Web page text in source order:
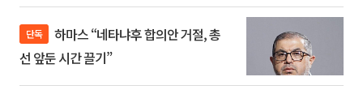
단독
선 앞둔 시간 끌기”